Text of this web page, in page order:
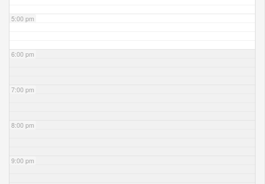
5:00 pm
6:00 pm
7:00 pm
8:00 pm
9:00 pm